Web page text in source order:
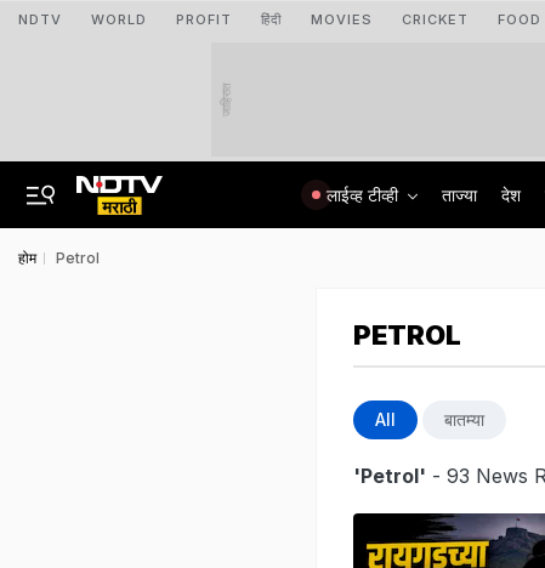
NDTV WORLD PROFIT हिंदी MOVIES CRICKET FOOD
जाहिरात
लाईव्ह टीव्ही ताज्या देश
होम Petrol
PETROL
All बातम्या
'Petrol' - 93 News